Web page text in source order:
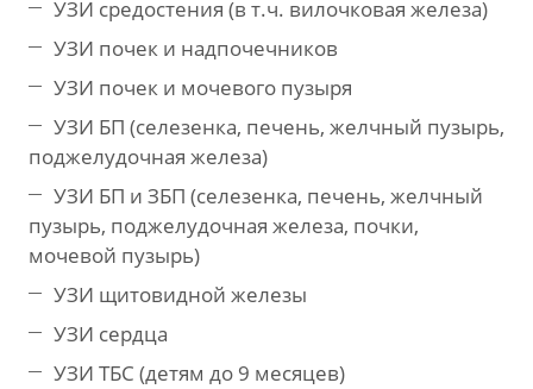
УЗИ средостения (в т.ч. вилочковая железа)
УЗИ почек и надпочечников
УЗИ почек и мочевого пузыря
УЗИ БП (селезенка, печень, желчный пузырь,
поджелудочная железа)
УЗИ БП и ЗБП (селезенка, печень, желчный
пузырь, поджелудочная железа, почки,
мочевой пузырь)
УЗИ щитовидной железы
УЗИ сердца
УЗИ ТБС (детям до 9 месяцев)